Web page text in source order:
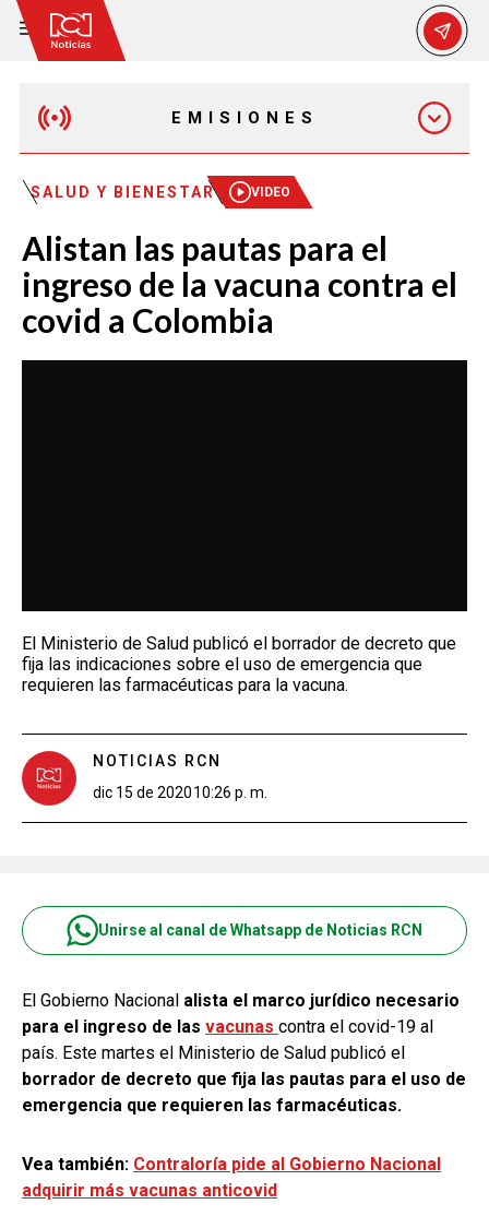
EMISIONES
MAÑANA EXPRESS
EMISIÓN 12:30 PM
EMISIÓN 7:00 PM
SALUD Y BIENESTAR VIDEO
Alistan las pautas para el
ingreso de la vacuna contra el
covid a Colombia
El Ministerio de Salud publicó el borrador de decreto que
fija las indicaciones sobre el uso de emergencia que
requieren las farmacéuticas para la vacuna.
NOTICIAS RCN
dic 15 de 202010:26 p. m.
Unirse al canal de Whatsapp de Noticias RCN
El Gobierno Nacional alista el marco jurídico necesario
para el ingreso de las vacunas contra el covid-19 al
país. Este martes el Ministerio de Salud publicó el
borrador de decreto que fija las pautas para el uso de
emergencia que requieren las farmacéuticas.
Vea también: Contraloría pide al Gobierno Nacional
adquirir más vacunas anticovid